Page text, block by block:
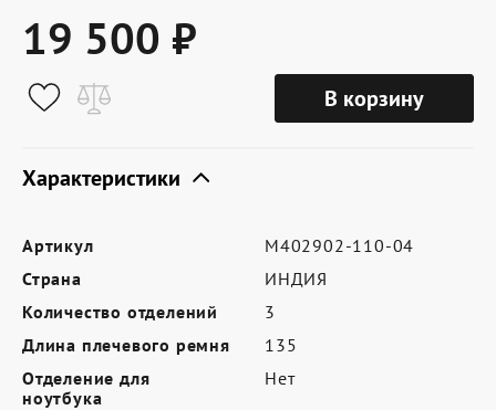
О компании
Условия доставки
Сертификат Dr.Koffer
Где купить
Партнерам
Контакты
19 500 ₽
В корзину
Характеристики
Артикул
M402902-110-04
Страна
ИНДИЯ
Количество отделений
3
Длина плечевого ремня
135
Отделение для
ноутбука
Нет